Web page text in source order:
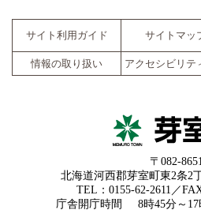
サイト利用ガイド サイトマッ
情報の取り扱い
アクセシビリテ
〒082-
北海道河西郡芽室町東2条
TEL：0155-62-2611／
庁舎開庁時間
8時45分～